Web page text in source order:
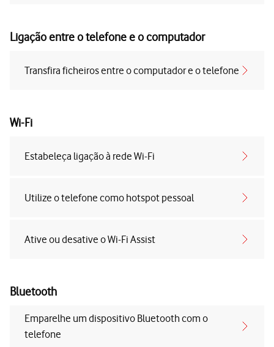
Ligação entre o telefone e o computador
Transfira ficheiros entre o computador e o telefone
Wi-Fi
Estabeleça ligação à rede Wi-Fi
Utilize o telefone como hotspot pessoal
Ative ou desative o Wi-Fi Assist
Bluetooth
Emparelhe um dispositivo Bluetooth com o
telefone